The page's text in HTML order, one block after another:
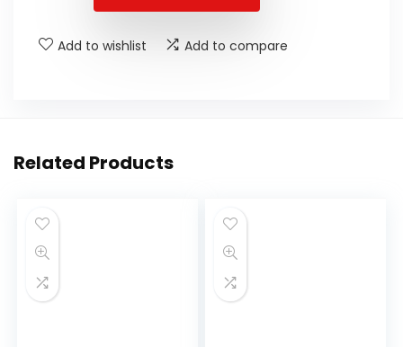
Add to wishlist Add to compare
Related Products